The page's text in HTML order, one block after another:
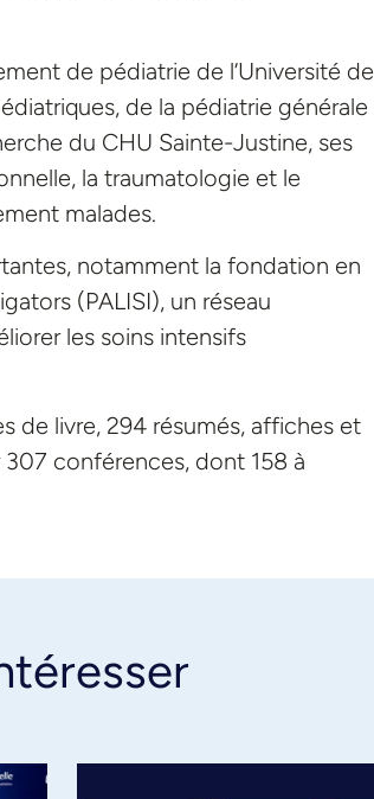
de pédiatrie de l’Université de
de la pédiatrie générale
du CHU Sainte-Justine, ses
la traumatologie et le
malades.
notamment la fondation en
(PALISI), un réseau
les soins intensifs
de livre, 294 résumés, affiches et
307 conférences, dont 158 à